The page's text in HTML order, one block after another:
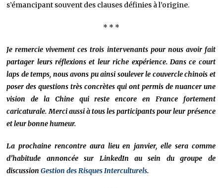
s’émancipant souvent des clauses définies à l’origine.
* * *
Je remercie vivement ces trois intervenants pour nous avoir fait
partager leurs réflexions et leur riche expérience. Dans ce court
laps de temps, nous avons pu ainsi soulever le couvercle chinois et
poser des questions très concrètes qui ont permis de nuancer une
vision de la Chine qui reste encore en France fortement
caricaturale. Merci aussi à tous les participants pour leur présence
et leur bonne humeur.
La prochaine rencontre aura lieu en janvier, elle sera comme
d’habitude annoncée sur LinkedIn au sein du groupe de
discussionGestion des Risques Interculturels.